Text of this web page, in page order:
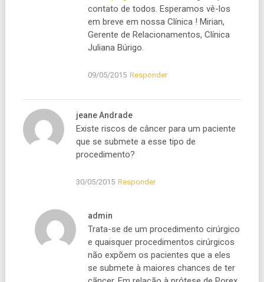
contato de todos. Esperamos vê-los
em breve em nossa Clínica ! Mirian,
Gerente de Relacionamentos, Clínica
Juliana Búrigo.
09/05/2015 Responder
jeane Andrade
Existe riscos de câncer para um paciente
que se submete a esse tipo de
procedimento?
30/05/2015 Responder
admin
Trata-se de um procedimento cirúrgico
e quaisquer procedimentos cirúrgicos
não expõem os pacientes que a eles
se submete à maiores chances de ter